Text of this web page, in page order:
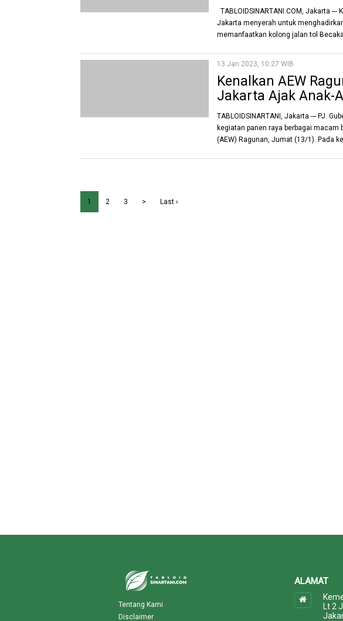
TABLOIDSINARTANI.COM, Jakarta
Jakarta menyerah untuk
memanfaatkan kolong jalan tol
13 Jan 2023, 10:27 WIB
Kenalkan AEW
Jakarta Ajak Anak-
TABLOIDSINARTANI, Jakarta --- PJ.
kegiatan panen raya berbagai macam
(AEW) Ragunan, Jumat (13/1). Pada
1 2 3 > Last ›
Tentang Kami
Disclaimer
ALAMAT
Lt 2